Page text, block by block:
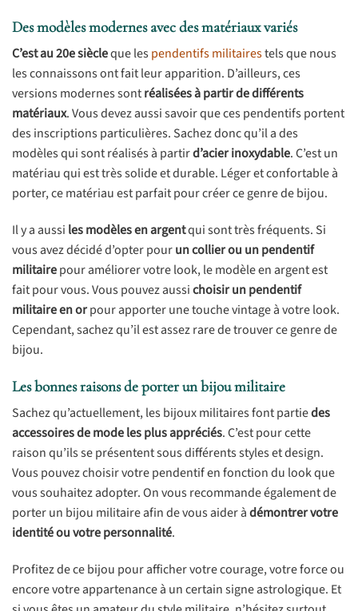
Des modèles modernes avec des matériaux variés
C’est au 20e siècleque lespendentifs militairestels que nous
les connaissons ont fait leur apparition. D’ailleurs, ces
versions modernes sontréalisées à partir de différents
matériaux. Vous devez aussi savoir que ces pendentifs portent
des inscriptions particulières. Sachez donc qu’il a des
modèles qui sont réalisés à partird’acier inoxydable. C’est un
matériau qui est très solide et durable. Léger et confortable à
porter, ce matériau est parfait pour créer ce genre de bijou.
Il y a aussi les modèles en argentqui sont très fréquents. Si
vous avez décidé d’opter pourun collier ou un pendentif
militairepour améliorer votre look, le modèle en argent est
fait pour vous. Vous pouvez aussichoisir un pendentif
militaire en orpour apporter une touche vintage à votre look.
Cependant, sachez qu’il est assez rare de trouver ce genre de
bijou.
Les bonnes raisons de porter un bijou militaire
Sachez qu’actuellement, les bijoux militaires font partiedes
accessoires de mode les plus appréciés. C’est pour cette
raison qu’ils se présentent sous différents styles et design.
Vous pouvez choisir votre pendentif en fonction du look que
vous souhaitez adopter. On vous recommande également de
porter un bijou militaire afin de vous aider àdémontrer votre
identité ou votre personnalité.
Profitez de ce bijou pour afficher votre courage, votre force ou
encore votre appartenance à un certain signe astrologique. Et